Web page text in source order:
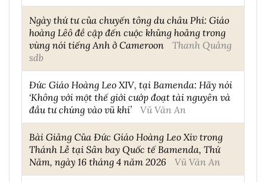
Ngày thứ tư của chuyến tông du châu Phi: Giáo
hoàng Lêô đề cập đến cuộc khủng hoảng trong
vùng nói tiếng Anh ở Cameroon
Thanh Quảng
sdb
Đức Giáo Hoàng Leo XIV, tại Bamenda: Hãy nói
‘Không với một thế giới cướp đoạt tài nguyên và
đầu tư chúng vào vũ khí’
Vũ Văn An
Bài Giảng Của Đức Giáo Hoàng Leo Xiv trong
Thánh Lễ tại Sân bay Quốc tế Bamenda, Thứ
Năm, ngày 16 tháng 4 năm 2026
Vũ Văn An